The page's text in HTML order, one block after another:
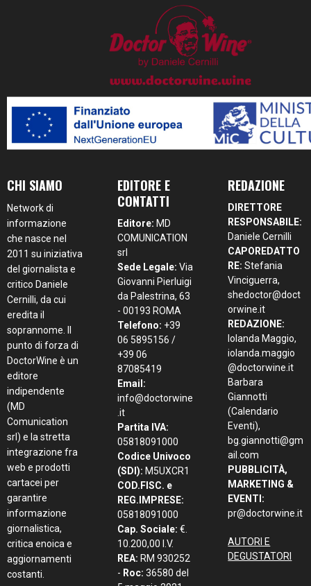
CHI SIAMO
Network di
informazione
che nasce nel
2011 su iniziativa
del giornalista e
critico Daniele
Cernilli, da cui
eredita il
soprannome. Il
punto di forza di
DoctorWine è un
editore
indipendente
(MD
Comunication
srl) e la stretta
integrazione fra
web e prodotti
cartacei per
garantire
informazione
giornalistica,
critica enoica e
aggiornamenti
costanti.
EDITORE E
CONTATTI
Editore: MD
COMUNICATION
srl
Sede Legale: Via
Giovanni Pierluigi
da Palestrina, 63
- 00193 ROMA
Telefono: +39
06 5895156 /
+39 06
87085419
Email:
info@doctorwine
.it
Partita IVA:
05818091000
Codice Univoco
(SDI): M5UXCR1
COD.FISC. e
REG.IMPRESE:
05818091000
Cap. Sociale: €.
10.200,00 I.V.
REA: RM 930252
- Roc: 36580 del
REDAZIONE
DIRETTORE
RESPONSABILE:
Daniele Cernilli
CAPOREDATTO
RE: Stefania
Vinciguerra,
shedoctor@doct
orwine.it
REDAZIONE:
Iolanda Maggio,
iolanda.maggio
@doctorwine.it
Barbara
Giannotti
(Calendario
Eventi),
bg.giannotti@gm
ail.com
PUBBLICITÀ,
MARKETING &
EVENTI:
pr@doctorwine.it
AUTORI E
DEGUSTATORI